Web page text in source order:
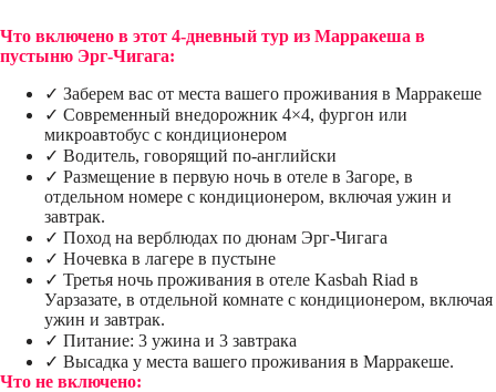
Что включено в этот 4-дневный тур из Марракеша в
пустыню Эрг-Чигага:
✓ Заберем вас от места вашего проживания в Марракеше
✓ Современный внедорожник 4×4, фургон или
микроавтобус с кондиционером
✓ Водитель, говорящий по-английски
✓ Размещение в первую ночь в отеле в Загоре, в
отдельном номере с кондиционером, включая ужин и
завтрак.
✓ Поход на верблюдах по дюнам Эрг-Чигага
✓ Ночевка в лагере в пустыне
✓ Третья ночь проживания в отеле Kasbah Riad в
Уарзазате, в отдельной комнате с кондиционером, включая
ужин и завтрак.
✓ Питание: 3 ужина и 3 завтрака
✓ Высадка у места вашего проживания в Марракеше.
Что не включено: